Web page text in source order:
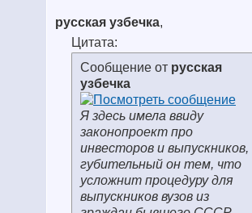
русская узбечка,
Цитата:
Сообщение от русская
узбечка
Я здесь имела ввиду
законопроект про
инвесторов и выпускников,
губительный он тем, что
усложнит процедуру для
выпускников вузов из